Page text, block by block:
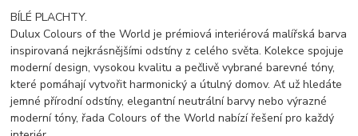
BÍLÉ PLACHTY.
Dulux Colours of the World je prémiová interiérová malířská barva
inspirovaná nejkrásnějšími odstíny z celého světa. Kolekce spojuje
moderní design, vysokou kvalitu a pečlivě vybrané barevné tóny,
které pomáhají vytvořit harmonický a útulný domov. Ať už hledáte
jemné přírodní odstíny, elegantní neutrální barvy nebo výrazné
moderní tóny, řada Colours of the World nabízí řešení pro každý